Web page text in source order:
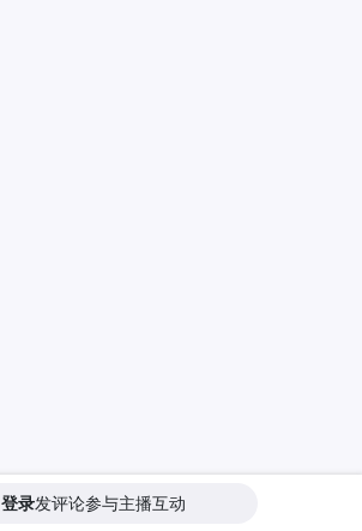
登录发评论参与主播互动